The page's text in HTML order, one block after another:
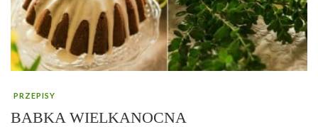
PRZEPISY
BABKA WIELKANOCNA